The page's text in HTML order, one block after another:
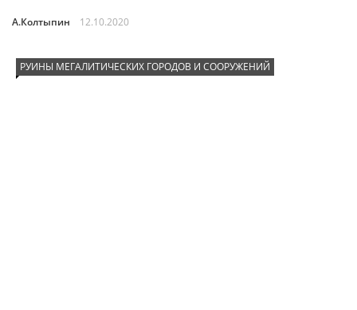
А.Колтыпин 12.10.2020
РУИНЫ МЕГАЛИТИЧЕСКИХ ГОРОДОВ И СООРУЖЕНИЙ